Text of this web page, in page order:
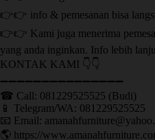
👉👉 info & pemesanan bisa
👉👉 Kami juga menerima
yang anda inginkan. Info lebih
KONTAK KAMI 👇👇
➖➖➖➖➖➖➖➖➖➖➖➖➖➖➖ ㅤ
☎ Call: 081229525525 (Budi)
📱 Telegram/WA: 081229525525
📧 Email:
🌎 https://